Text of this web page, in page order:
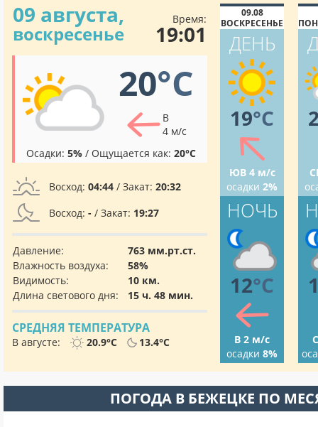
09 августа,
воскресенье
Время:
19:01
20°C
В
4 м/с
Осадки: 5% / Ощущается как: 20°C
Восход: 04:44 / Закат: 20:32
Восход: - / Закат: 19:27
Давление:
763 мм.рт.ст.
Влажность воздуха:
58%
Видимость:
10 км.
Длина светового дня:
15 ч. 48 мин.
СРЕДНЯЯ ТЕМПЕРАТУРА
В августе: 20.9°C 13.4°C
09.08
ВОСКРЕСЕНЬЕ
ДЕНЬ
19°C
ЮВ 4 м/с
осадки 2%
НОЧЬ
12°C
В 2 м/с
осадки 8%
ПОГОДА В БЕЖЕЦКЕ ПО